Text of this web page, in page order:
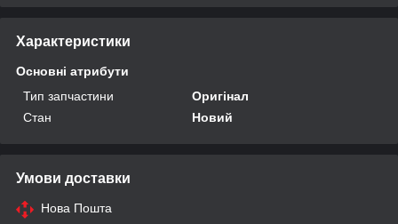
Характеристики
Основні атрибути
Тип запчастини
Оригінал
Стан
Новий
Умови доставки
Нова Пошта